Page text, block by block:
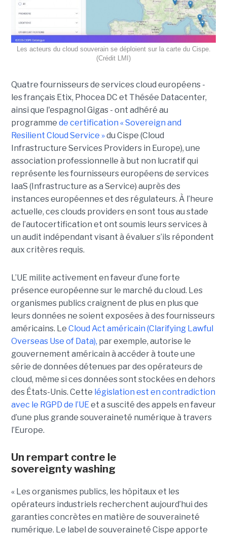
Les acteurs du cloud souverain se déploient sur la carte du Cispe.
(Crédit LMI)
Quatre fournisseurs de services cloud européens -
les français Etix, Phocea DC et Thésée Datacenter,
ainsi que l'espagnol Gigas - ont adhéré au
programme de certification « Sovereign and
Resilient Cloud Service »du Cispe (Cloud
Infrastructure Services Providers in Europe), une
association professionnelle à but non lucratif qui
représente les fournisseurs européens de services
IaaS (Infrastructure as a Service) auprès des
instances européennes et des régulateurs. À l’heure
actuelle, ces clouds providers en sont tous au stade
de l’autocertification et ont soumis leurs services à
un audit indépendant visant à évaluer s’ils répondent
aux critères requis.
L’UE milite activement en faveur d’une forte
présence européenne sur le marché du cloud. Les
organismes publics craignent de plus en plus que
leurs données ne soient exposées à des fournisseurs
américains. Le Cloud Act américain (Clarifying Lawful
Overseas Use of Data), par exemple, autorise le
gouvernement américain à accéder à toute une
série de données détenues par des opérateurs de
cloud, même si ces données sont stockées en dehors
des États-Unis. Cette législation est en contradiction
avec le RGPD de l’UEet a suscité des appels en faveur
d’une plus grande souveraineté numérique à travers
l’Europe.
Un rempart contre le
sovereignty washing
« Les organismes publics, les hôpitaux et les
opérateurs industriels recherchent aujourd’hui des
garanties concrètes en matière de souveraineté
numérique. Le label de souveraineté Cispe apporte